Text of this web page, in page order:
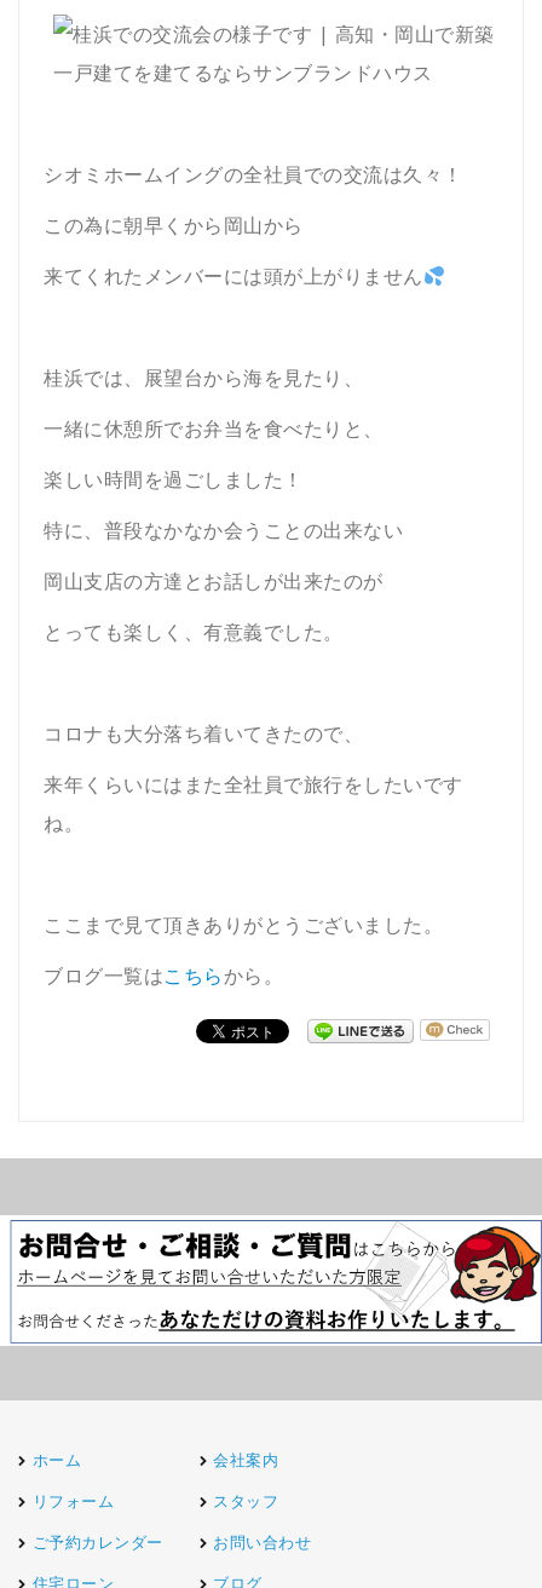
シオミホームイングの全社員での交流は久々！
この為に朝早くから岡山から
来てくれたメンバーには頭が上がりません
桂浜では、展望台から海を見たり、
一緒に休憩所でお弁当を食べたりと、
楽しい時間を過ごしました！
特に、普段なかなか会うことの出来ない
岡山支店の方達とお話しが出来たのが
とっても楽しく、有意義でした。
コロナも大分落ち着いてきたので、
来年くらいにはまた全社員で旅行をしたいです
ね。
ここまで見て頂きありがとうございました。
ブログ一覧はこちらから。
ホーム
リフォーム
ご予約カレンダー
住宅ローン
会社案内
スタッフ
お問い合わせ
ブログ